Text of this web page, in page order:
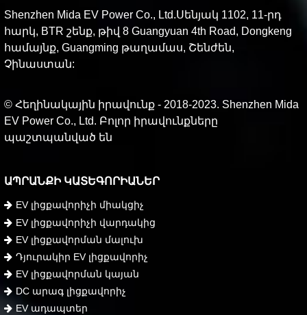
Shenzhen Mida EV Power Co., Ltd.Սենյակ 1102, 11-րդ
հարկ, BTR շենք, թիվ 8 Guangyuan 4th Road, Dongkeng
համայնք, Guangming թաղամաս, Շենժեն,
Չինաստան:
© Հեղինակային իրավունք - 2018-2023. Shenzhen Mida
EV Power Co., Ltd. Բոլոր իրավունքները
պաշտպանված են
ԱՊՐԱՆՔԻ ԿԱՏԵԳՈՐԻԱՆԵՐ
EV լիցքավորիչի միակցիչ
EV լիցքավորիչի վարդակից
EV լիցքավորման մալուխ
Դյուրակիր EV լիցքավորիչ
EV լիցքավորման կայան
DC արագ լիցքավորիչ
EV ադապտեր